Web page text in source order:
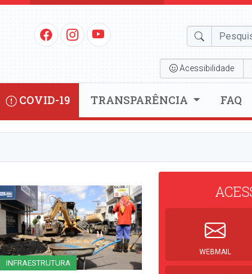
Acessibilidade
COVID-19 TRANSPARÊNCIA FAQ
INFRAESTRUTURA
WEBMAIL